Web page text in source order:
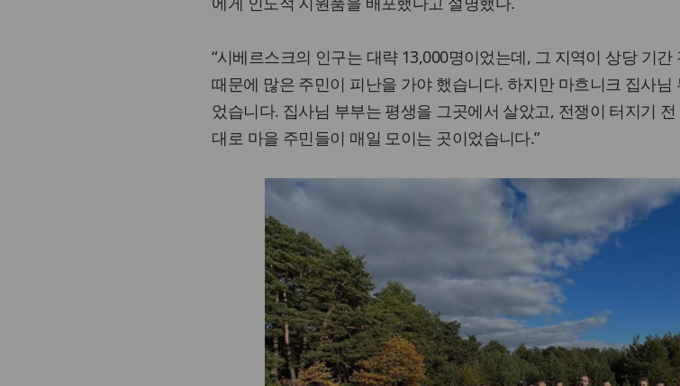
“시베르스크의 인구는 대략 13,000명이었는데, 그 지역이 상당 기간
때문에 많은 주민이 피난을 가야 했습니다. 하지만 마흐니크 집사님
었습니다. 집사님 부부는 평생을 그곳에서 살았고, 전쟁이 터지기
대로 마을 주민들이 매일 모이는 곳이었습니다.”